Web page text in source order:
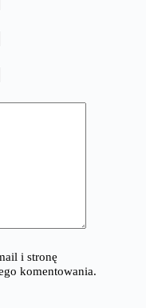
i stronę
komentowania.